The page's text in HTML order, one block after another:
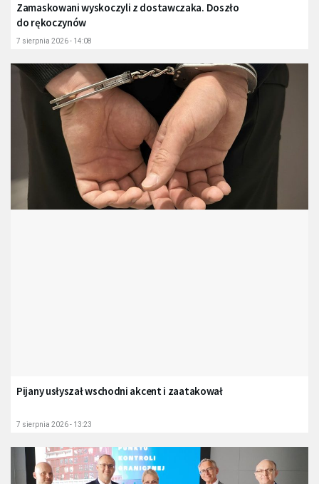
Zamaskowani wyskoczyli z dostawczaka. Doszło
do rękoczynów
7 sierpnia 2026 - 14:08
Pijany usłyszał wschodni akcent i zaatakował
7 sierpnia 2026 - 13:23